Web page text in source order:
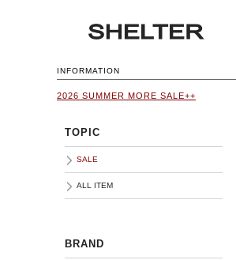
INFORMATION
2026 SUMMER MORE SALE++
TOPIC
SALE
ALL ITEM
BRAND